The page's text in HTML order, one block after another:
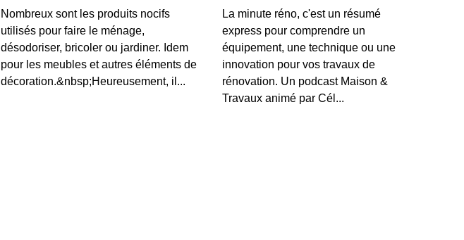
00:03:40 - IL Y A 6 ANS
S12E137: L'actu auto du 13 juillet 2020
Nombreux sont les produits nocifs
utilisés pour faire le ménage,
désodoriser, bricoler ou jardiner. Idem
pour les meubles et autres éléments de
décoration.&nbsp;Heureusement, il...
La minute réno, c'est un résumé
express pour comprendre un
équipement, une technique ou une
innovation pour vos travaux de
rénovation. Un podcast Maison &
Travaux animé par Cél...